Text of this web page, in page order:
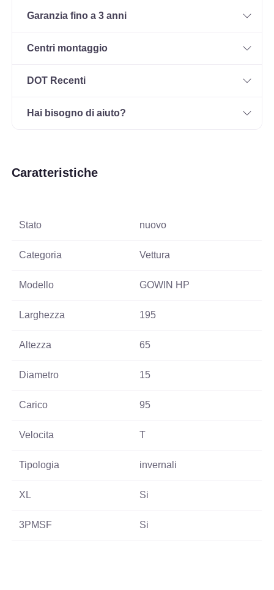
Garanzia fino a 3 anni
Centri montaggio
DOT Recenti
Hai bisogno di aiuto?
Caratteristiche
Stato nuovo
Categoria Vettura
Modello GOWIN HP
Larghezza 195
Altezza 65
Diametro 15
Carico 95
Velocita T
Tipologia invernali
XL Si
3PMSF Si